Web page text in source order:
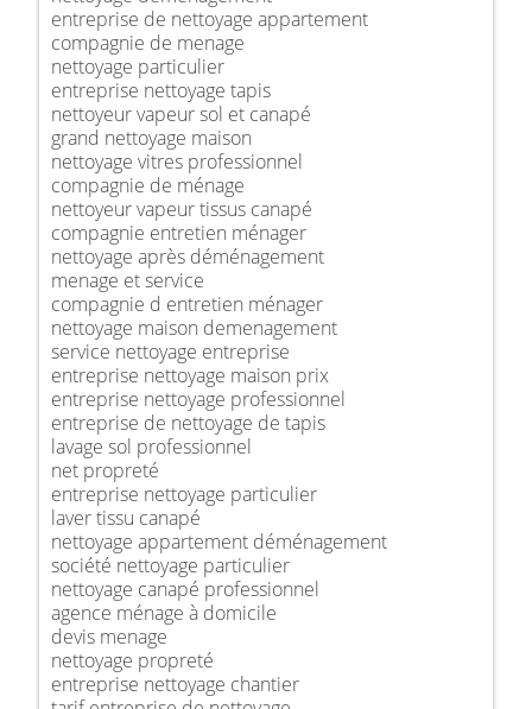
entreprise de nettoyage appartement
compagnie de menage
nettoyage particulier
entreprise nettoyage tapis
nettoyeur vapeur sol et canapé
grand nettoyage maison
nettoyage vitres professionnel
compagnie de ménage
nettoyeur vapeur tissus canapé
compagnie entretien ménager
nettoyage après déménagement
menage et service
compagnie d entretien ménager
nettoyage maison demenagement
service nettoyage entreprise
entreprise nettoyage maison prix
entreprise nettoyage professionnel
entreprise de nettoyage de tapis
lavage sol professionnel
net propreté
entreprise nettoyage particulier
laver tissu canapé
nettoyage appartement déménagement
société nettoyage particulier
nettoyage canapé professionnel
agence ménage à domicile
devis menage
nettoyage propreté
entreprise nettoyage chantier